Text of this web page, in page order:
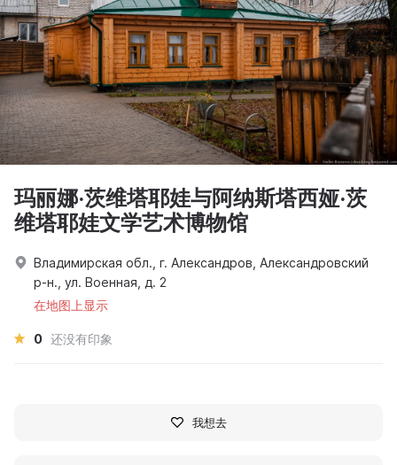
玛丽娜·茨维塔耶娃与阿纳斯塔西娅·茨
维塔耶娃文学艺术博物馆
Владимирская обл., г. Александров, Александровский
р-н., ул. Военная, д. 2
在地图上显示
0 还没有印象
我想去